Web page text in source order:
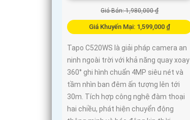
Giá Bán: 1,980,000 ₫
Giá Khuyến Mại: 1,599,000 ₫
Tapo C520WS là giải pháp camera an
ninh ngoài trời với khả năng quay xoay
360° ghi hình chuẩn 4MP siêu nét và
tầm nhìn ban đêm ấn tượng lên tới
30m. Tích hợp công nghệ đàm thoại
hai chiều, phát hiện chuyển động